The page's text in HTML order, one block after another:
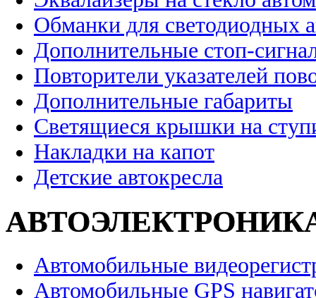
Обманки для светодиодных
Дополнительные стоп-
Повторители указателей
Дополнительные габариты
Светящиеся крышки на
Накладки на капот
Детские автокресла
Автомобильные
Автомобильные GPS